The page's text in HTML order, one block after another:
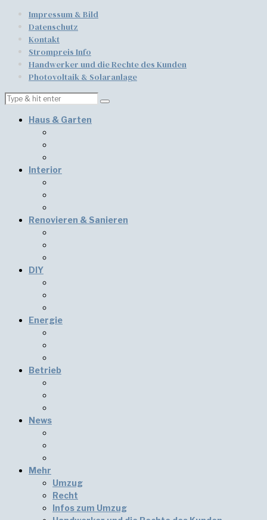
Impressum & Bild
Datenschutz
Kontakt
Strompreis Info
Handwerker und die Rechte des Kunden
Photovoltaik & Solaranlage
Haus & Garten
Interior
Renovieren & Sanieren
DIY
Energie
Betrieb
News
Mehr
Umzug
Recht
Infos zum Umzug